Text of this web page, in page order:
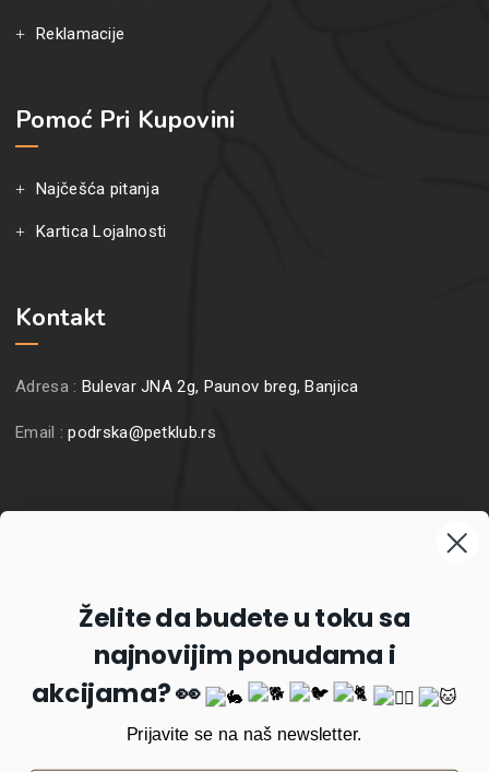
Reklamacije
Pomoć Pri Kupovini
Najčešća pitanja
Kartica Lojalnosti
Kontakt
Adresa : Bulevar JNA 2g, Paunov breg, Banjica
Email :podrska@petklub.rs
Prijavi se
Želite da budete u toku sa
najnovijim ponudama i
akcijama? 👀
Prijavite se na naš newsletter.